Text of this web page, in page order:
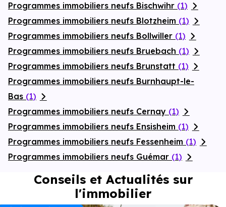
Programmes immobiliers neufs Bischwihr (1)
Programmes immobiliers neufs Blotzheim (1)
Programmes immobiliers neufs Bollwiller (1)
Programmes immobiliers neufs Bruebach (1)
Programmes immobiliers neufs Brunstatt (1)
Programmes immobiliers neufs Burnhaupt-le-
Bas (1)
Programmes immobiliers neufs Cernay (1)
Programmes immobiliers neufs Ensisheim (1)
Programmes immobiliers neufs Fessenheim (1)
Programmes immobiliers neufs Guémar (1)
Conseils et Actualités sur
l'immobilier